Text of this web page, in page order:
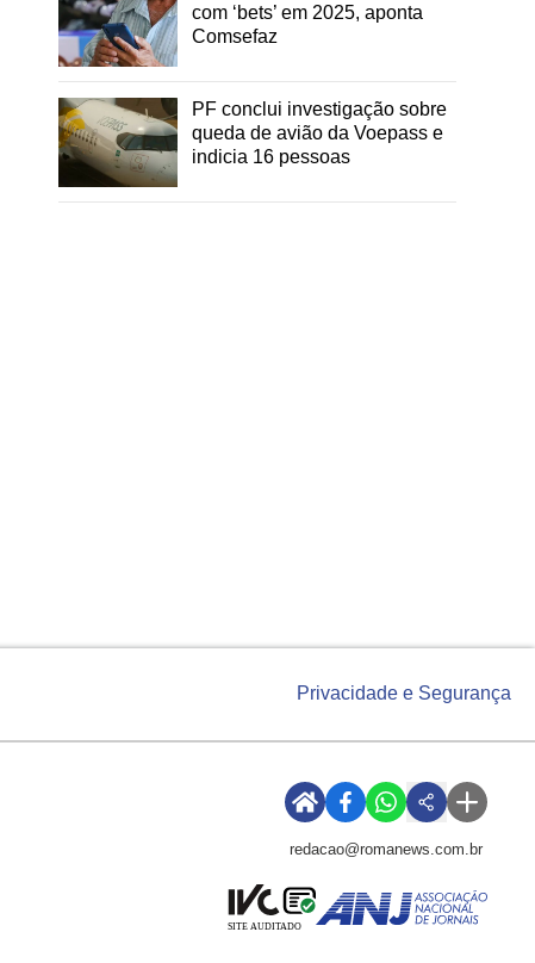
com ‘bets’ em 2025, aponta
Comsefaz
PF conclui investigação sobre
queda de avião da Voepass e
indicia 16 pessoas
Privacidade e Segurança
redacao@romanews.com.br
SITE AUDITADO